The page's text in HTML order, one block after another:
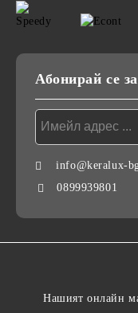
Абонирай се
info@keralux-
0899939801
Нашият онлайн